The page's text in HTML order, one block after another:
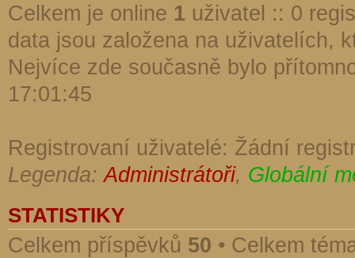
Celkem je online 1 uživatel :: 0
data jsou založena na uživatelích,
Nejvíce zde současně bylo
17:01:45
Registrovaní uživatelé: Žádní
Legenda:Administrátoři, Globální
STATISTIKY
Celkem příspěvků 50 • Celkem